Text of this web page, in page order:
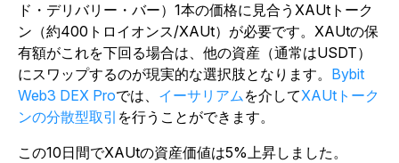
ド・デリバリー・バー）1本の価格に見合うXAUtトーク
ン（約400トロイオンス/XAUt）が必要です。XAUtの保
有額がこれを下回る場合は、他の資産（通常はUSDT）
にスワップするのが現実的な選択肢となります。 Bybit
Web3 DEX Proでは、 イーサリアムを介してXAUtトーク
ンの分散型取引 を行うことができます。
この10日間でXAUtの資産価値は5%上昇しました。